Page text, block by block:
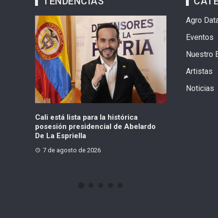
la histórica
de Abelardo
Cuatro capturados tras presunto
hurto por el techo de un inmueble en
Barrios Unidos
7 de agosto de 2026
Agro
Eventos
Nuestro
Artistas
Noticias